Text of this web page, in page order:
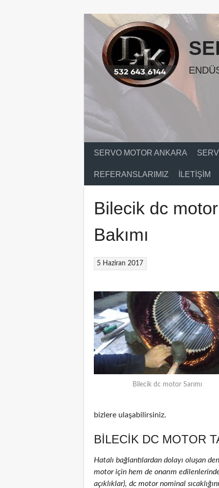
SERVO MOTOR ANKARA
REFERANSLARIMIZ İLETIŞIM
Bilecik dc
Bakımı
5 Haziran 2017
Bilecik dc motor Sarımı
bizlere ulaşabilirsiniz.
BILECIK DC MOTOR
Hatalı bağlantılardan dolayı oluşan
motor için hem de onarım
açıklıklar), dc motor nominal